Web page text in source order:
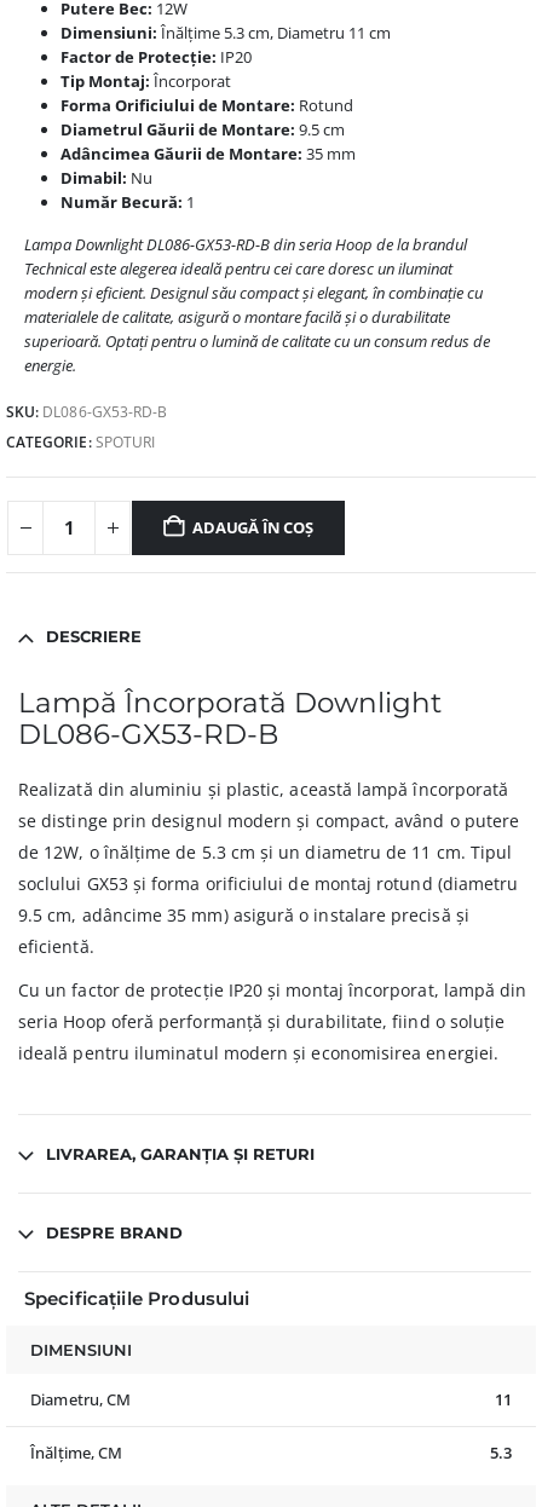
Putere Bec: 12W
Dimensiuni: Înălțime 5.3 cm, Diametru 11 cm
Factor de Protecție: IP20
Tip Montaj: Încorporat
Forma Orificiului de Montare: Rotund
Diametrul Găurii de Montare: 9.5 cm
Adâncimea Găurii de Montare: 35 mm
Dimabil: Nu
Număr Becură: 1
Lampa Downlight DL086-GX53-RD-B din seria Hoop de la brandul
Technical este alegerea ideală pentru cei care doresc un iluminat
modern și eficient. Designul său compact și elegant, în combinație cu
materialele de calitate, asigură o montare facilă și o durabilitate
superioară. Optați pentru o lumină de calitate cu un consum redus de
energie.
SKU: DL086-GX53-RD-B
CATEGORIE:SPOTURI
ADAUGĂ ÎN COȘ
DESCRIERE
Lampă Încorporată Downlight
DL086-GX53-RD-B
Realizată din aluminiu și plastic, această lampă încorporată
se distinge prin designul modern și compact, având o putere
de 12W, o înălțime de 5.3 cm și un diametru de 11 cm. Tipul
soclului GX53 și forma orificiului de montaj rotund (diametru
9.5 cm, adâncime 35 mm) asigură o instalare precisă și
eficientă.
Cu un factor de protecție IP20 și montaj încorporat, lampă din
seria Hoop oferă performanță și durabilitate, fiind o soluție
ideală pentru iluminatul modern și economisirea energiei.
LIVRAREA, GARANȚIA ȘI RETURI
DESPRE BRAND
Specificațiile Produsului
DIMENSIUNI
Diametru, CM 11
Înălțime, CM 5.3